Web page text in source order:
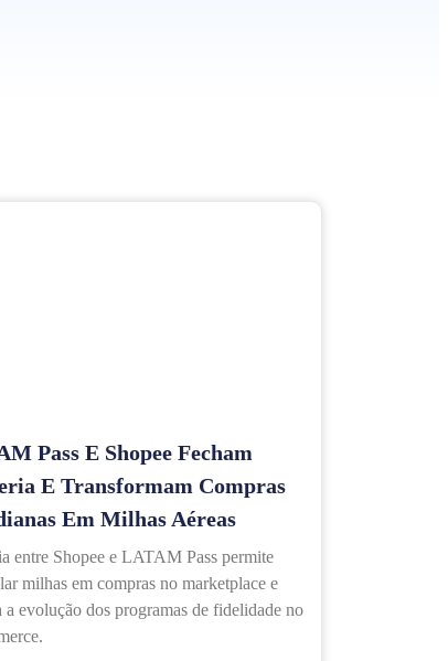
Pass E Shopee Fecham
E Transformam Compras
Em Milhas Aéreas
entre Shopee e LATAM Pass permite
milhas em compras no marketplace e
a evolução dos programas de fidelidade no